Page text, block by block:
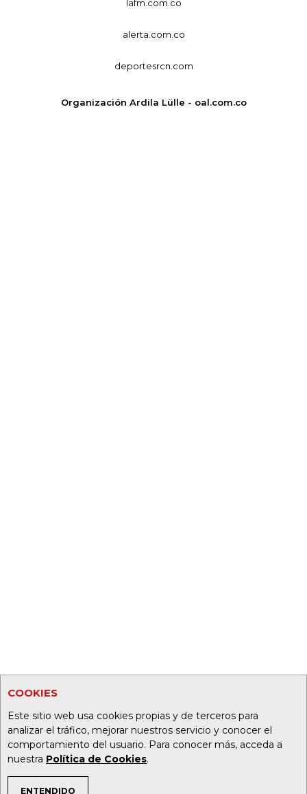
COOKIES
Este sitio web usa cookies propias y de terceros para
analizar el tráfico, mejorar nuestros servicio y conocer el
comportamiento del usuario. Para conocer más, acceda a
nuestra Política de Cookies.
ENTENDIDO
lafm.com.co
alerta.com.co
deportesrcn.com
Organización Ardila Lülle - oal.com.co